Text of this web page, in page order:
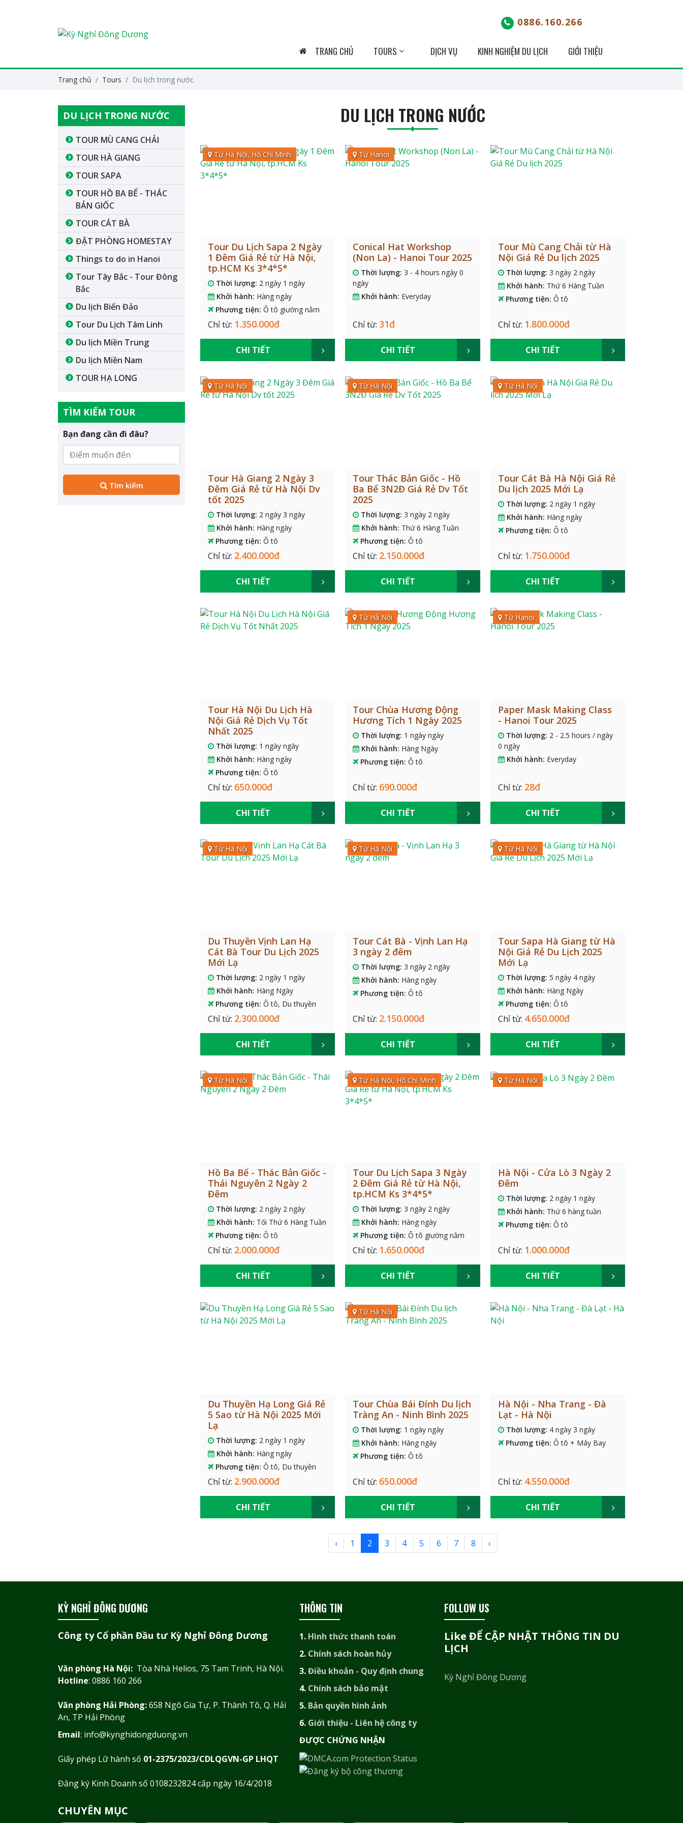
0886.160.266
TRANG CHỦ TOURS DỊCH VỤ KINH NGHIỆM DU LỊCH GIỚI THIỆU
Trang chủ Tours Du lịch trong nước
DU LỊCH TRONG NƯỚC
Từ Hà Nội, Hồ Chí Minh
Tour Du Lịch Sapa 2 Ngày
1 Đêm Giá Rẻ từ Hà Nội,
tp.HCM Ks 3*4*5*
Thời lượng: 2 ngày 1 ngày
Khởi hành: Hàng ngày
Phương tiện: Ô tô giường nằm
Chỉ từ: 1.350.000đ
CHI TIẾT
Từ Hanoi
Conical Hat Workshop
(Non La) - Hanoi Tour 2025
Thời lượng:3 - 4 hours ngày 0
ngày
Khởi hành: Everyday
Chỉ từ: 31đ
CHI TIẾT
Tour Mù Cang Chải từ Hà
Nội Giá Rẻ Du lịch 2025
Thời lượng: 3 ngày 2 ngày
Khởi hành: Thứ 6 Hàng Tuần
Phương tiện: Ô tô
Chỉ từ: 1.800.000đ
CHI TIẾT
Từ Hà Nội
Tour Hà Giang 2 Ngày 3
Đêm Giá Rẻ từ Hà Nội Dv
tốt 2025
Thời lượng: 2 ngày 3 ngày
Khởi hành: Hàng ngày
Phương tiện: Ô tô
Chỉ từ: 2.400.000đ
CHI TIẾT
Từ Hà Nội
Tour Thác Bản Giốc - Hồ
Ba Bể 3N2Đ Giá Rẻ Dv Tốt
2025
Thời lượng:3 ngày 2 ngày
Khởi hành: Thứ 6 Hàng Tuần
Phương tiện:Ô tô
Chỉ từ: 2.150.000đ
CHI TIẾT
Từ Hà Nội
Tour Cát Bà Hà Nội Giá Rẻ
Du lịch 2025 Mới Lạ
Thời lượng: 2 ngày 1 ngày
Khởi hành: Hàng ngày
Phương tiện: Ô tô
Chỉ từ: 1.750.000đ
CHI TIẾT
Tour Hà Nội Du Lịch Hà
Nội Giá Rẻ Dịch Vụ Tốt
Nhất 2025
Thời lượng: 1 ngày ngày
Khởi hành: Hàng ngày
Phương tiện: Ô tô
Chỉ từ: 650.000đ
CHI TIẾT
Từ Hà Nội
Tour Chùa Hương Động
Hương Tích 1 Ngày 2025
Thời lượng: 1 ngày ngày
Khởi hành: Hàng Ngày
Phương tiện:Ô tô
Chỉ từ: 690.000đ
CHI TIẾT
Từ Hanoi
Paper Mask Making Class
- Hanoi Tour 2025
Thời lượng: 2 - 2.5 hours / ngày
0 ngày
Khởi hành: Everyday
Chỉ từ: 28đ
CHI TIẾT
Từ Hà Nội
Du Thuyền Vịnh Lan Hạ
Cát Bà Tour Du Lịch 2025
Mới Lạ
Thời lượng: 2 ngày 1 ngày
Khởi hành: Hàng Ngày
Phương tiện: Ô tô, Du thuyền
Chỉ từ: 2.300.000đ
CHI TIẾT
Từ Hà Nội
Tour Cát Bà - Vịnh Lan Hạ
3 ngày 2 đêm
Thời lượng:3 ngày 2 ngày
Khởi hành: Hàng ngày
Phương tiện:Ô tô
Chỉ từ: 2.150.000đ
CHI TIẾT
Từ Hà Nội
Tour Sapa Hà Giang từ Hà
Nội Giá Rẻ Du Lịch 2025
Mới Lạ
Thời lượng: 5 ngày 4 ngày
Khởi hành: Hàng Ngày
Phương tiện: Ô tô
Chỉ từ: 4.650.000đ
CHI TIẾT
Từ Hà Nội
Hồ Ba Bể - Thác Bản Giốc -
Thái Nguyên 2 Ngày 2
Đêm
Thời lượng: 2 ngày 2 ngày
Khởi hành: Tối Thứ 6 Hàng Tuần
Phương tiện: Ô tô
Chỉ từ: 2.000.000đ
CHI TIẾT
Từ Hà Nội, Hồ Chí Minh
Tour Du Lịch Sapa 3 Ngày
2 Đêm Giá Rẻ từ Hà Nội,
tp.HCM Ks 3*4*5*
Thời lượng:3 ngày 2 ngày
Khởi hành: Hàng ngày
Phương tiện:Ô tô giường nằm
Chỉ từ: 1.650.000đ
CHI TIẾT
Từ Hà Nội
Hà Nội - Cửa Lò 3 Ngày 2
Đêm
Thời lượng: 2 ngày 1 ngày
Khởi hành: Thứ 6 hàng tuần
Phương tiện: Ô tô
Chỉ từ: 1.000.000đ
CHI TIẾT
Du Thuyền Hạ Long Giá Rẻ
5 Sao từ Hà Nội 2025 Mới
Lạ
Thời lượng: 2 ngày 1 ngày
Khởi hành: Hàng ngày
Phương tiện: Ô tô, Du thuyền
Chỉ từ: 2.900.000đ
CHI TIẾT
Từ Hà Nội
Tour Chùa Bái Đính Du lịch
Tràng An - Ninh Bình 2025
Thời lượng: 1 ngày ngày
Khởi hành: Hàng ngày
Phương tiện:Ô tô
Chỉ từ: 650.000đ
CHI TIẾT
Hà Nội - Nha Trang - Đà
Lạt - Hà Nội
Thời lượng: 4 ngày 3 ngày
Phương tiện: Ô tô + Máy Bay
Chỉ từ: 4.550.000đ
CHI TIẾT
‹ 1 2 3 4 5 6 7 8 ›
DU LỊCH TRONG NƯỚC
TOUR MÙ CANG CHẢI
TOUR HÀ GIANG
TOUR SAPA
TOUR HỒ BA BỂ - THÁC
BẢN GIỐC
TOUR CÁT BÀ
ĐẶT PHÒNG HOMESTAY
Things to do in Hanoi
Tour Tây Bắc - Tour Đông
Bắc
Du lịch Biển Đảo
Tour Du Lịch Tâm Linh
Du lịch Miền Trung
Du lịch Miền Nam
TOUR HẠ LONG
TÌM KIẾM TOUR
Bạn đang cần đi đâu?
Tìm kiếm
KỲ NGHỈ ĐÔNG DƯƠNG
Công ty Cổ phần Đầu tư Kỳ Nghỉ Đông Dương
Văn phòng Hà Nội: Tòa Nhà Helios, 75 Tam Trinh, Hà Nội.
Hotline: 0886 160 266
Văn phòng Hải Phòng:658 Ngô Gia Tự, P. Thành Tô, Q. Hải
An, TP Hải Phòng
Email: info@kynghidongduong.vn
Giấy phép Lữ hành số 01-2375/2023/CDLQGVN-GP LHQT
Đăng ký Kinh Doanh số 0108232824 cấp ngày 16/4/2018
THÔNG TIN
1. Hình thức thanh toán
2. Chính sách hoàn hủy
3.Điều khoản - Quy định chung
4. Chính sách bảo mật
5. Bản quyền hình ảnh
6. Giới thiệu - Liên hệ công ty
ĐƯỢC CHỨNG NHẬN​
FOLLOW US
Like ĐỂ CẬP NHẬT THÔNG TIN DU
LỊCH
Kỳ Nghỉ Đông Dương
CHUYÊN MỤC